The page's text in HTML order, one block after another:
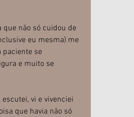
não só cuidou de
eu mesma) me
paciente se
e muito se
vi e vivenciei
que havia não só